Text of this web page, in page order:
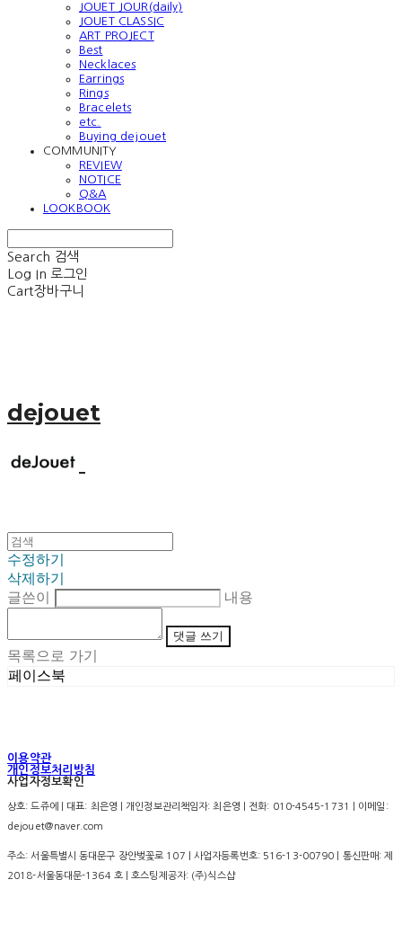
JOUET JOUR(daily)
JOUET CLASSIC
ART PROJECT
Best
Necklaces
Earrings
Rings
Bracelets
etc.
Buying dejouet
COMMUNITY
REVIEW
NOTICE
Q&A
LOOKBOOK
Search 검색
Log In 로그인
Cart장바구니
dejouet
수정하기
삭제하기
글쓴이
내용
댓글 쓰기
목록으로 가기
페이스북
이용약관
개인정보처리방침
사업자정보확인
상호: 드쥬에 | 대표: 최은영 | 개인정보관리책임자: 최은영 | 전화: 010-4545-1731 | 이메일:
dejouet@naver.com
주소: 서울특별시 동대문구 장안벚꽃로 107 | 사업자등록번호: 516-13-00790 | 통신판매:제
2018-서울동대문-1364 호| 호스팅제공자: (주)식스샵